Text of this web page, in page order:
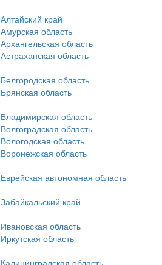
Алтайский край
Амурская область
Архангельская область
Астраханская область
Белгородская область
Брянская область
Владимирская область
Волгоградская область
Вологодская область
Воронежская область
Еврейская автономная область
Забайкальский край
Ивановская область
Иркутская область
Калининградская область